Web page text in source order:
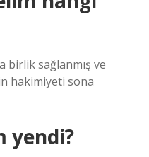
birlik sağlanmış ve
hakimiyeti sona
yendi?